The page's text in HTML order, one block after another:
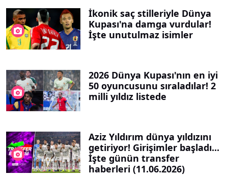
İkonik saç stilleriyle Dünya
Kupası'na damga vurdular!
İşte unutulmaz isimler
2026 Dünya Kupası'nın en iyi
50 oyuncusunu sıraladılar! 2
milli yıldız listede
Aziz Yıldırım dünya yıldızını
getiriyor! Girişimler başladı...
İşte günün transfer
haberleri (11.06.2026)